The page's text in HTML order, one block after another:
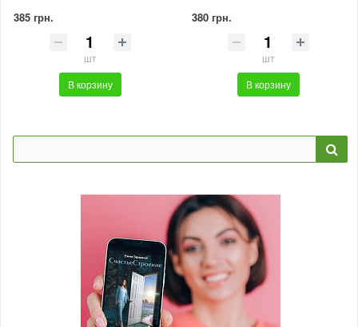
385 грн.
шт
В корзину
380 грн.
шт
В корзину